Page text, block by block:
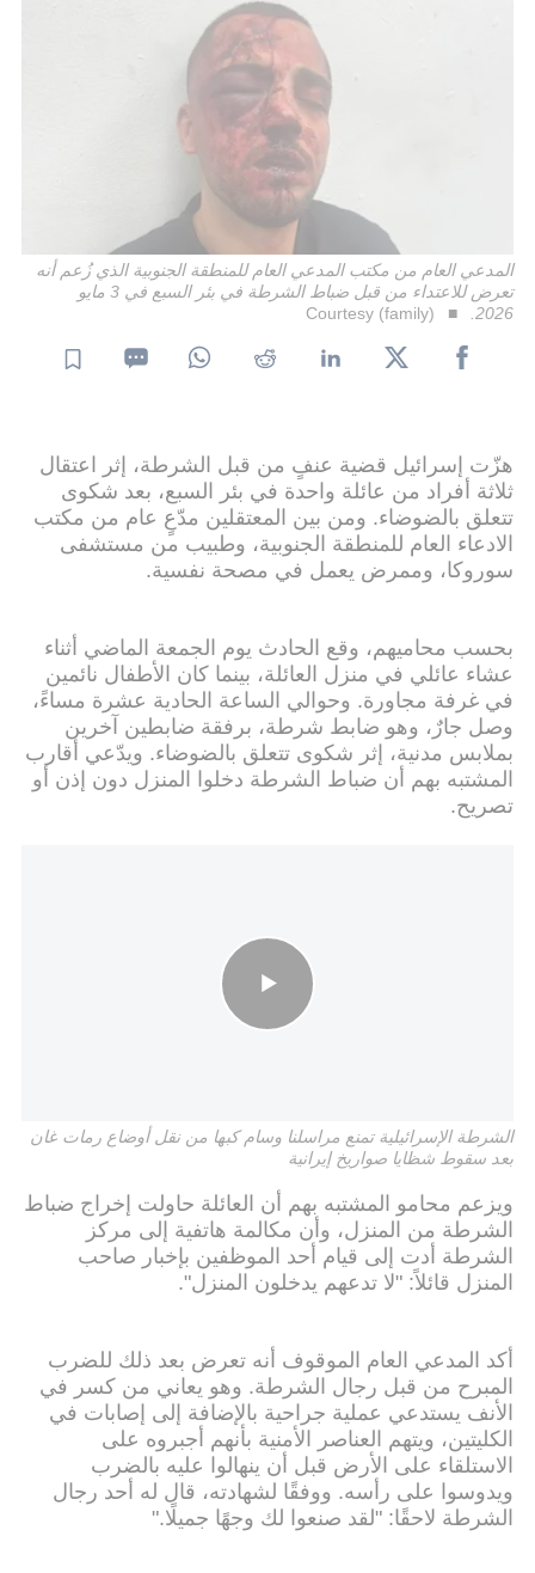
المدعي العام من مكتب المدعي العام للمنطقة الجنوبية الذي زُعم أنه
تعرض للاعتداء من قبل ضباط الشرطة في بئر السبع في 3 مايو
2026.
Courtesy (family)
هزّت إسرائيل قضية عنفٍ من قبل الشرطة، إثر اعتقال
ثلاثة أفراد من عائلة واحدة في بئر السبع، بعد شكوى
تتعلق بالضوضاء. ومن بين المعتقلين مدّعٍ عام من مكتب
الادعاء العام للمنطقة الجنوبية، وطبيب من مستشفى
سوروكا، وممرض يعمل في مصحة نفسية.
بحسب محاميهم، وقع الحادث يوم الجمعة الماضي أثناء
عشاء عائلي في منزل العائلة، بينما كان الأطفال نائمين
في غرفة مجاورة. وحوالي الساعة الحادية عشرة مساءً،
وصل جارٌ، وهو ضابط شرطة، برفقة ضابطين آخرين
بملابس مدنية، إثر شكوى تتعلق بالضوضاء. ويدّعي أقارب
المشتبه بهم أن ضباط الشرطة دخلوا المنزل دون إذن أو
تصريح.
الشرطة الإسرائيلية تمنع مراسلنا وسام كبها من نقل أوضاع رمات غان
بعد سقوط شظايا صواريخ إيرانية
ويزعم محامو المشتبه بهم أن العائلة حاولت إخراج ضباط
الشرطة من المنزل، وأن مكالمة هاتفية إلى مركز
الشرطة أدت إلى قيام أحد الموظفين بإخبار صاحب
المنزل قائلاً: "لا تدعهم يدخلون المنزل".
أكد المدعي العام الموقوف أنه تعرض بعد ذلك للضرب
المبرح من قبل رجال الشرطة. وهو يعاني من كسر في
الأنف يستدعي عملية جراحية بالإضافة إلى إصابات في
الكليتين، ويتهم العناصر الأمنية بأنهم أجبروه على
الاستلقاء على الأرض قبل أن ينهالوا عليه بالضرب
ويدوسوا على رأسه. ووفقًا لشهادته، قال له أحد رجال
الشرطة لاحقًا: "لقد صنعوا لك وجهًا جميلًا."